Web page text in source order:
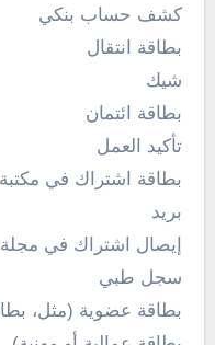
كشف حساب بنكي
بطاقة انتقال
شيك
بطاقة ائتمان
تأكيد العمل
بطاقة اشتراك في مكتبة
بريد
إيصال اشتراك في مجلة
سجل طبي
بطاقة عضوية (مثل،